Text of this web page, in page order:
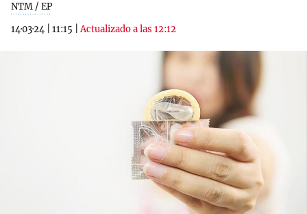
NTM / EP
14·03·24
11:15 |Actualizado a las 12:12